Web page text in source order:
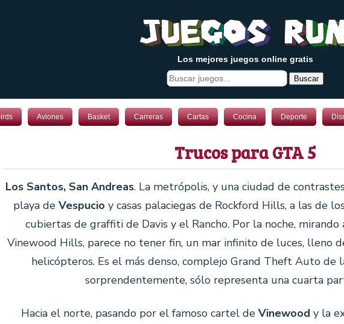
Los mejores juegos online gratis
Buscar
Aviones Basket Carreras Cartas Cocina Deporte
Trucos para GTA 5
Los Santos, San Andreas. La metrópolis, y una ciudad de
playa de Vespucio y casas palaciegas de Rockford Hills, a las de
cubiertas de graffiti de Davis y el Rancho. Por la noche,
Vinewood Hills, parece no tener fin, un mar infinito de luces, lleno
helicópteros. Es el más denso, complejo Grand Theft Auto de
sorprendentemente, sólo representa una cuarta
Hacia el norte, pasando por el famoso cartel de Vinewood y la